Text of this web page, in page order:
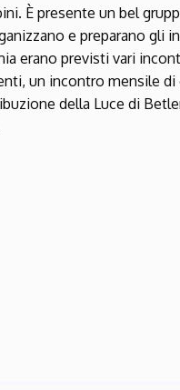
È presente un bel
e preparano gli
erano previsti vari
un incontro mensile di
della Luce di